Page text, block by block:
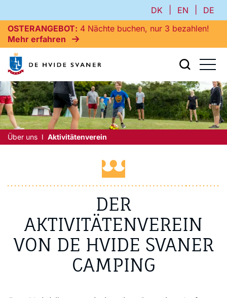
DK EN
DE
OSTERANGEBOT 4 Nächte buchen, nur 3 bezahlen!
Mehr erfahren
Über uns Aktivitätenverein
DER
AKTIVITÄTENVEREIN
VON DE HVIDE SVANER
CAMPING